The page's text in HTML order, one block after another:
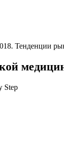
Тенденции
Step